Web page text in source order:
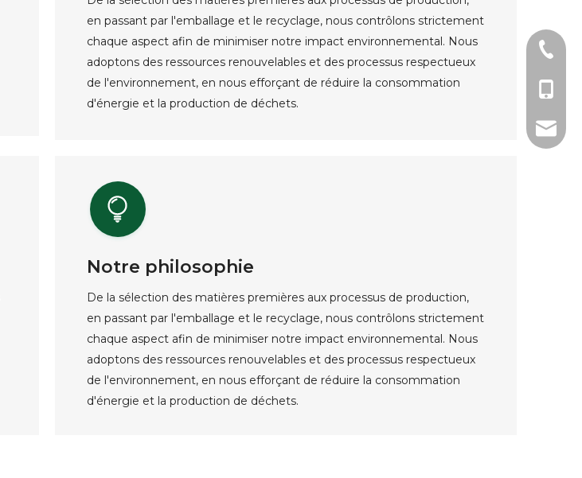
en passant par l'emballage et le recyclage, nous contrôlons strictement
chaque aspect afin de minimiser notre impact environnemental. Nous
adoptons des ressources renouvelables et des processus respectueux
de l'environnement, en nous efforçant de réduire la consommation
d'énergie et la production de déchets.
Notre philosophie
De la sélection des matières premières aux processus de production,
en passant par l'emballage et le recyclage, nous contrôlons strictement
chaque aspect afin de minimiser notre impact environnemental. Nous
adoptons des ressources renouvelables et des processus respectueux
de l'environnement, en nous efforçant de réduire la consommation
d'énergie et la production de déchets.
0086-